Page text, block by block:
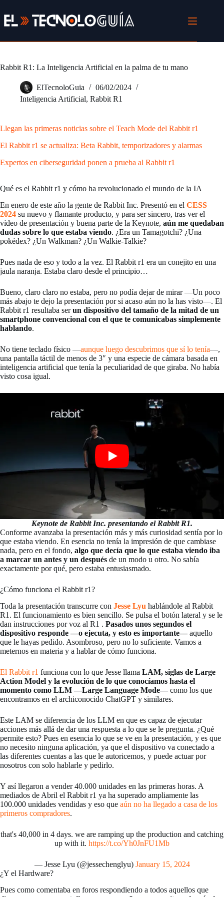
al
contenido
Rabbit R1: La Inteligencia Artificial en la palma de tu mano
ElTecnoloGuia
06/02/2024
Inteligencia Artificial, Rabbit R1
Llegan las primeras noticias sobre el Teach Mode del Rabbit r1
El Rabbit r1 se actualiza: Beta Rabbit, temporizadores y alarmas
Expertos en ciberseguridad ponen a prueba al Rabbit r1
Qué es el Rabbit r1 y cómo ha revolucionado el mundo de la IA
En enero de este año la gente de Rabbit Inc. Presentó en el CESS
2024 su nuevo y flamante producto, y para ser sincero, tras ver el
vídeo de presentación y buena parte de la Keynote, aún me quedaban
dudas sobre lo que estaba viendo. ¿Era un Tamagotchi? ¿Una
pokédex? ¿Un Walkman? ¿Un Walkie-Talkie?
Pues nada de eso y todo a la vez. El Rabbit r1 era un conejito en una
jaula naranja. Estaba claro desde el principio…
Bueno, claro claro no estaba, pero no podía dejar de mirar —Un poco
más abajo te dejo la presentación por si acaso aún no la has visto—. El
Rabbit r1 resultaba serun dispositivo del tamaño de la mitad de un
smartphone convencional con el que te comunicabas simplemente
hablando.
No tiene teclado físico —aunque luego descubrimos que sí lo tenía—,
una pantalla táctil de menos de 3″ y una especie de cámara basada en
inteligencia artificial que tenía la peculiaridad de que giraba. No había
visto cosa igual.
Keynote de Rabbit Inc. presentando el Rabbit R1.
Conforme avanzaba la presentación más y más curiosidad sentía por lo
que estaba viendo. En esencia no tenía la impresión de que cambiase
nada, pero en el fondo, algo que decía que lo que estaba viendo iba
a marcar un antes y un después de un modo u otro. No sabía
exactamente por qué, pero estaba entusiasmado.
¿Cómo funciona el Rabbit r1?
Toda la presentación transcurre con Jesse Lyu hablándole al Rabbit
R1. El funcionamiento es bien sencillo. Se pulsa el botón lateral y se le
dan instrucciones por voz al R1 . Pasados unos segundos el
dispositivo responde —o ejecuta, y esto es importante—aquello
que le hayas pedido. Asombroso, pero no lo suficiente. Vamos a
meternos en materia y a hablar de cómo funciona.
El Rabbit r1 funciona con lo que Jesse llama LAM, siglas de Large
Action Model y la evolución de lo que conocíamos hasta el
momento como LLM —Large Language Mode—como los que
encontramos en el archiconocido ChatGPT y similares.
Este LAM se diferencia de los LLM en que es capaz de ejecutar
acciones más allá de dar una respuesta a lo que se le pregunta. ¿Qué
permite esto? Pues en esencia lo que se ve en la presentación, y es que
no necesito ninguna aplicación, ya que el dispositivo va conectado a
las diferentes cuentas a las que le autoricemos, y puede actuar por
nosotros con solo hablarle y pedirlo.
Y así llegaron a vender 40.000 unidades en las primeras horas. A
mediados de Abril el Rabbit r1 ya ha superado ampliamente las
100.000 unidades vendidas y eso que aún no ha llegado a casa de los
primeros compradores.
that's 40,000 in 4 days. we are ramping up the production and catching
up with it. https://t.co/Yh0JnFU1Mb
— Jesse Lyu (@jessechenglyu) January 15, 2024
¿Y el Hardware?
Pues como comentaba en foros respondiendo a todos aquellos que